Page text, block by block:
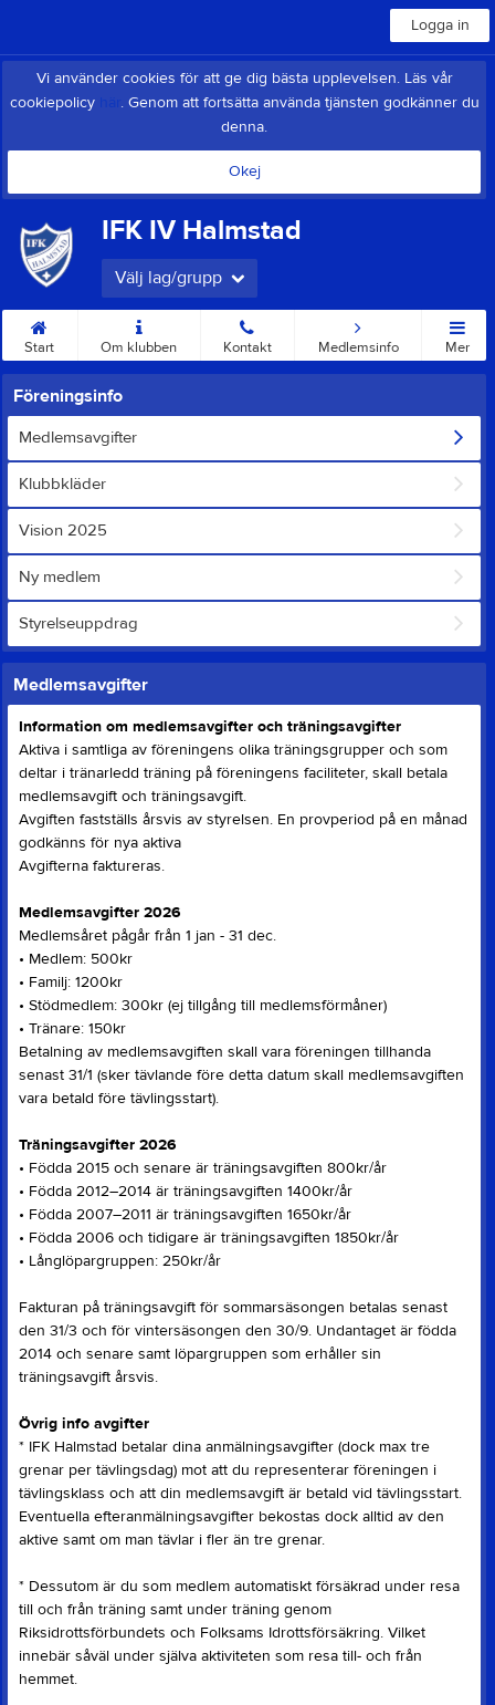
Logga in
Vi använder cookies för att ge dig bästa upplevelsen. Läs vår
cookiepolicy här. Genom att fortsätta använda tjänsten godkänner du
denna.
Okej
IFK IV Halmstad
Välj lag/grupp
Start Om klubben Kontakt Medlemsinfo Mer
Föreningsinfo
Medlemsavgifter
Klubbkläder
Vision 2025
Ny medlem
Styrelseuppdrag
Medlemsavgifter
Information om medlemsavgifter och träningsavgifter
Aktiva i samtliga av föreningens olika träningsgrupper och som
deltar i tränarledd träning på föreningens faciliteter, skall betala
medlemsavgift och träningsavgift.
Avgiften fastställs årsvis av styrelsen. En provperiod på en månad
godkänns för nya aktiva
Avgifterna faktureras.
Medlemsavgifter 2026
Medlemsåret pågår från 1 jan - 31 dec.
• Medlem: 500kr
• Familj: 1200kr
• Stödmedlem: 300kr (ej tillgång till medlemsförmåner)
• Tränare: 150kr
Betalning av medlemsavgiften skall vara föreningen tillhanda
senast 31/1 (sker tävlande före detta datum skall medlemsavgiften
vara betald före tävlingsstart).
Träningsavgifter 2026
• Födda 2015 och senare är träningsavgiften 800kr/år
• Födda 2012–2014 är träningsavgiften 1400kr/år
• Födda 2007–2011 är träningsavgiften 1650kr/år
• Födda 2006 och tidigare är träningsavgiften 1850kr/år
• Långlöpargruppen: 250kr/år
Fakturan på träningsavgift för sommarsäsongen betalas senast
den 31/3 och för vintersäsongen den 30/9. Undantaget är födda
2014 och senare samt löpargruppen som erhåller sin
träningsavgift årsvis.
Övrig info avgifter
* IFK Halmstad betalar dina anmälningsavgifter (dock max tre
grenar per tävlingsdag) mot att du representerar föreningen i
tävlingsklass och att din medlemsavgift är betald vid tävlingsstart.
Eventuella efteranmälningsavgifter bekostas dock alltid av den
aktive samt om man tävlar i fler än tre grenar.
* Dessutom är du som medlem automatiskt försäkrad under resa
till och från träning samt under träning genom
Riksidrottsförbundets och Folksams Idrottsförsäkring. Vilket
innebär såväl under själva aktiviteten som resa till- och från
hemmet.